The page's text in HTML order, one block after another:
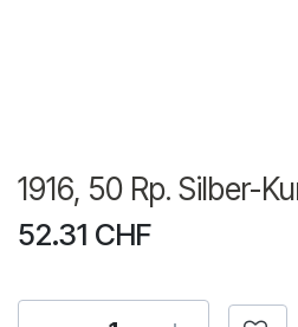
1916, 50 Rp. Silber-
52.31 CHF